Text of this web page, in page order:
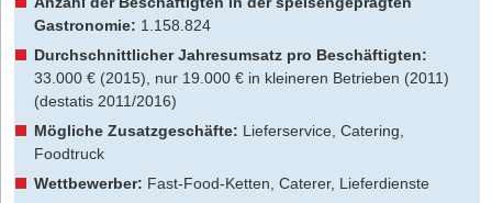
Gastronomie: 1.158.824
Durchschnittlicher Jahresumsatz pro Beschäftigten:
33.000 € (2015), nur 19.000 € in kleineren Betrieben (2011)
(destatis 2011/2016)
Mögliche Zusatzgeschäfte: Lieferservice, Catering,
Foodtruck
Wettbewerber: Fast-Food-Ketten, Caterer, Lieferdienste